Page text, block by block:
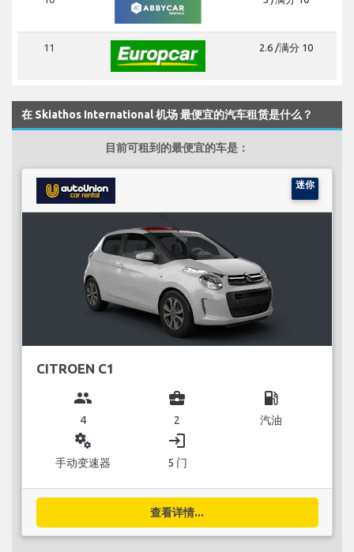
11 2.6 /满分 10
在 Skiathos International 机场 最便宜的汽车租赁是什么？
目前可租到的最便宜的车是：
迷你
CITROEN C1
group
4
business_center
2
local_gas_station
汽油
miscellaneous_services
手动变速器
login
5 门
查看详情...